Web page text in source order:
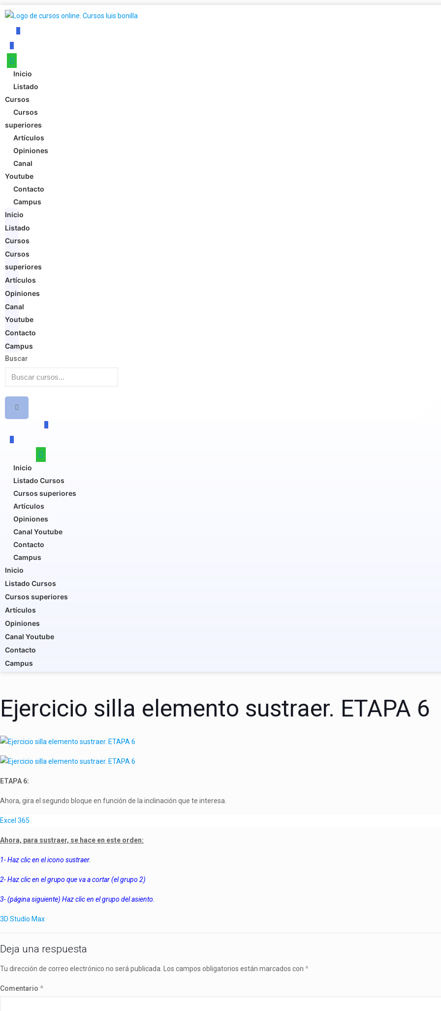
Inicio
Listado
Cursos
Cursos
superiores
Artículos
Opiniones
Canal
Youtube
Contacto
Campus
Inicio
Listado
Cursos
Cursos
superiores
Artículos
Opiniones
Canal
Youtube
Contacto
Campus
Buscar
Inicio
Listado Cursos
Cursos superiores
Artículos
Opiniones
Canal Youtube
Contacto
Campus
Inicio
Listado Cursos
Cursos superiores
Artículos
Opiniones
Canal Youtube
Contacto
Campus
Ejercicio silla elemento sustraer. ETAPA 6
ETAPA 6:
Ahora, gira el segundo bloque en función de la inclinación que te interesa.
Excel 365
Ahora, para sustraer, se hace en este orden:
1- Haz clic en el icono sustraer.
2- Haz clic en el grupo que va a cortar (el grupo 2)
3- (página siguiente) Haz clic en el grupo del asiento.
3D Studio Max
Deja una respuesta
Tu dirección de correo electrónico no será publicada. Los campos obligatorios están marcados con *
Comentario *